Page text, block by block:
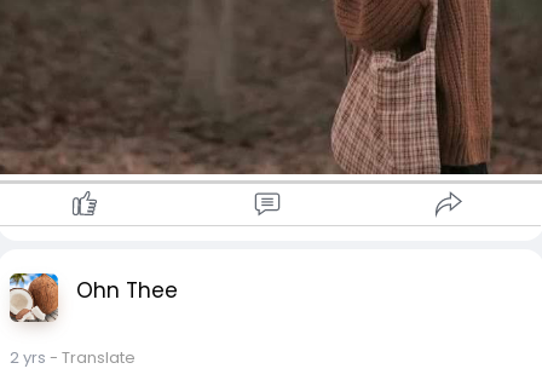
Ohn Thee
2 yrs - Translate